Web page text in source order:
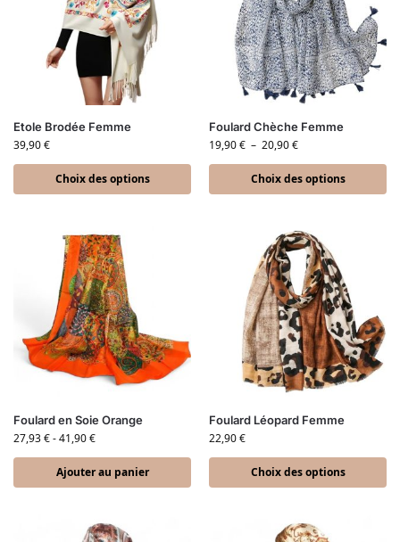
Etole Brodée Femme
39,90€
Choix des options
Foulard Chèche Femme
19,90€ – 20,90€
Choix des options
Foulard en Soie Orange
27,93€-41,90€
Ajouter au panier
Foulard Léopard Femme
22,90€
Choix des options